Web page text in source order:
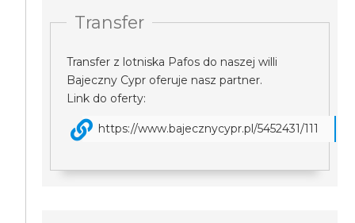
Transfer
Transfer z lotniska Pafos do naszej willi
Bajeczny Cypr oferuje nasz partner.
Link do oferty:
https://www.bajecznycypr.pl/5452431/111